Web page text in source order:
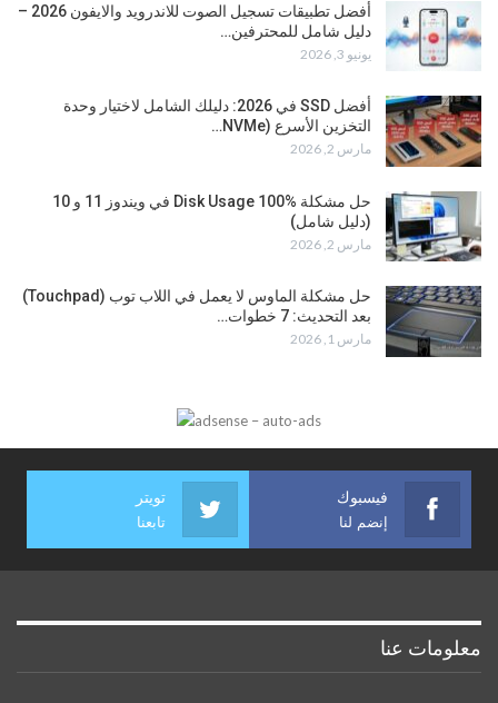
أفضل تطبيقات تسجيل الصوت للاندرويد والايفون 2026 –
دليل شامل للمحترفين…
يونيو 3, 2026
أفضل SSD في 2026: دليلك الشامل لاختيار وحدة
التخزين الأسرع (NVMe…
مارس 2, 2026
حل مشكلة Disk Usage 100% في ويندوز 11 و 10
(دليل شامل)
مارس 2, 2026
حل مشكلة الماوس لا يعمل في اللاب توب (Touchpad)
بعد التحديث: 7 خطوات…
مارس 1, 2026
فيسبوك
إنضم لنا
تويتر
تابعنا
معلومات عنا